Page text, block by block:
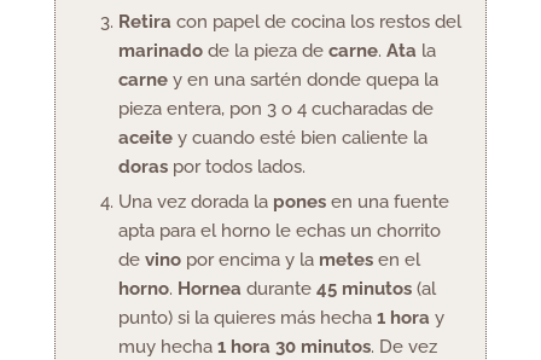
Retira con papel de cocina los restos del
marinado de la pieza de carne. Ata la
carne y en una sartén donde quepa la
pieza entera, pon 3 o 4 cucharadas de
aceite y cuando esté bien caliente la
doras por todos lados.
Una vez dorada la pones en una fuente
apta para el horno le echas un chorrito
de vino por encima y la metes en el
horno. Hornea durante 45 minutos(al
punto) si la quieres más hecha 1 hora y
muy hecha 1 hora 30 minutos. De vez